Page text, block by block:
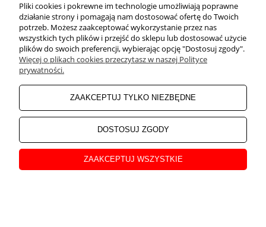
Radiotelefon Motorola R7
Premium
Uchwyt rozdzielacza 75/52-75-
Cena netto:
NOWOŚĆ
Pliki cookies i pokrewne im technologie umożliwiają poprawne
działanie strony i pomagają nam dostosować ofertę do Twoich
potrzeb. Możesz zaakceptować wykorzystanie przez nas
wszystkich tych plików i przejść do sklepu lub dostosować użycie
plików do swoich preferencji, wybierając opcję "Dostosuj zgody".
Więcej o plikach cookies przeczytasz w naszej Polityce
prywatności.
ZAAKCEPTUJ TYLKO NIEZBĘDNE
DOSTOSUJ ZGODY
ZAAKCEPTUJ WSZYSTKIE